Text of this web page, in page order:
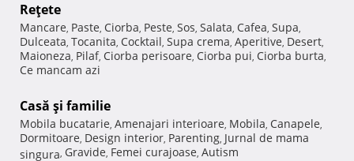
Reţete
Mancare, Paste, Ciorba, Peste, Sos, Salata, Cafea, Supa,
Dulceata, Tocanita, Cocktail, Supa crema, Aperitive, Desert,
Maioneza, Pilaf, Ciorba perisoare, Ciorba pui, Ciorba burta,
Ce mancam azi
Casă şi familie
Mobila bucatarie, Amenajari interioare, Mobila, Canapele,
Dormitoare, Design interior, Parenting, Jurnal de mama
singura, Gravide, Femei curajoase, Autism